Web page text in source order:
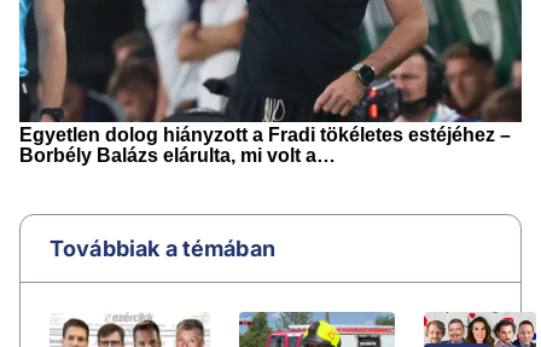
Továbbiak a témában